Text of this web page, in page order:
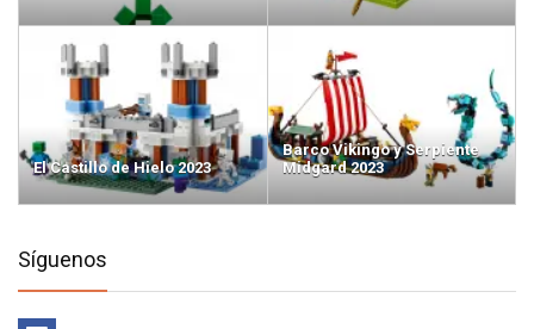
El Castillo de Hielo 2023
Barco Vikingo y Serpiente
Midgard 2023
Síguenos